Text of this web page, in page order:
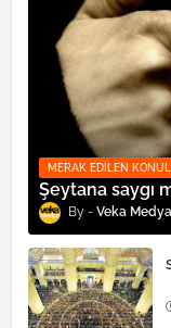
MERAK EDILEN
Şeytana saygı
Veka Medya